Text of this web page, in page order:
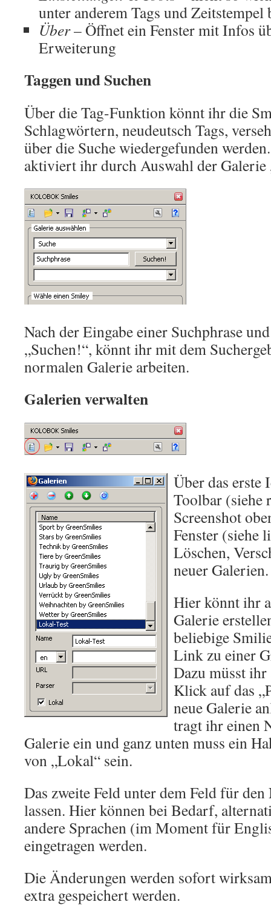
unter anderem Tags und Zeitstempel
Über– Öffnet ein Fenster mit Infos
Erweiterung
Taggen und Suchen
Über die Tag-Funktion könnt ihr die
Schlagwörtern, neudeutsch Tags,
über die Suche wiedergefunden
aktiviert ihr durch Auswahl der Galerie
Nach der Eingabe einer Suchphrase
„Suchen!“, könnt ihr mit dem
normalen Galerie arbeiten.
Galerien verwalten
Über das erste
Toolbar (siehe
Screenshot
Fenster (siehe
Löschen,
neuer Galerien.
Hier könnt ihr
Galerie
beliebige
Link zu einer
Dazu müsst ihr
Klick auf das
neue Galerie
tragt ihr einen
Galerie ein und ganz unten muss ein
von „Lokal“ sein.
Das zweite Feld unter dem Feld für
lassen. Hier können bei Bedarf,
andere Sprachen (im Moment für
eingetragen werden.
Die Änderungen werden sofort
extra gespeichert werden.